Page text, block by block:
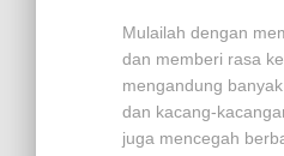
Mulailah dengan
dan memberi rasa
mengandung
dan kacang-
juga mencegah